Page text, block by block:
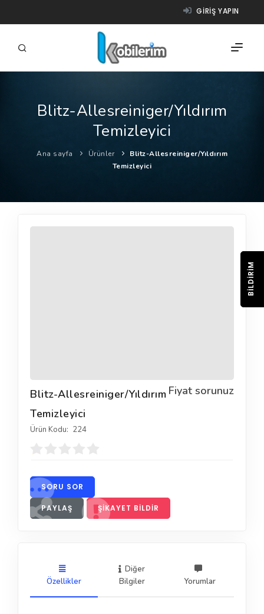
GIRIŞ YAPIN
FIRMALAR
ÜRÜNLER
NASIL ÇALIŞIR?
YARDIM
Blitz-Allesreiniger/Yıldırım
Temizleyici
Ana sayfa Ürünler
Blitz-Allesreiniger/Yıldırım
Temizleyici
Fiyat sorunuz
Blitz-Allesreiniger/Yıldırım
Temizleyici
Ürün Kodu: 224
SORU SOR
PAYLAŞ ŞIKAYET BILDIR
Özellikler
Diğer
Bilgiler
Yorumlar
BILDIRIM